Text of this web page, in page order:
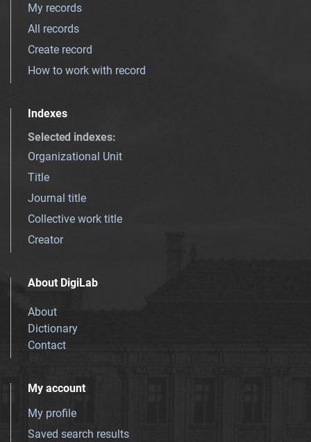
My records
All records
Create record
How to work with record
Indexes
Selected indexes:
Organizational Unit
Title
Journal title
Collective work title
Creator
About DigiLab
About
Dictionary
Contact
My account
My profile
Saved search results